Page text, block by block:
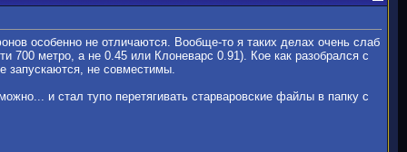
особенно не отличаются. Вообще-то я таких делах очень слаб
700 метро, а не 0.45 или Клоневарс 0.91). Кое как разобрался с
запускаются, не совместимы.
и стал тупо перетягивать старваровские файлы в папку с